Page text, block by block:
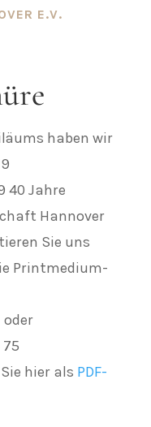
E.V.
haben wir
40 Jahre
Hannover
Sie uns
Printmedium-
oder
hier als PDF-